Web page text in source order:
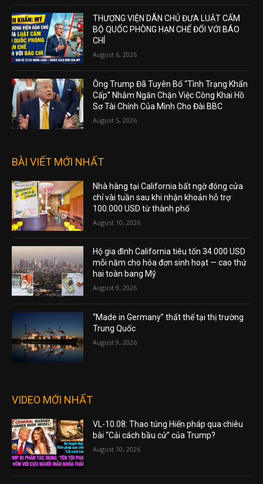
THƯỢNG VIỆN DÂN CHỦ ĐƯA LUẬT CẤM
BỘ QUỐC PHÒNG HẠN CHẾ ĐỐI VỚI BÁO
CHÍ
August 6, 2026
Ông Trump Đã Tuyên Bố “Tình Trạng Khẩn
Cấp” Nhằm Ngăn Chặn Việc Công Khai Hồ
Sơ Tài Chính Của Mình Cho Đài BBC
August 5, 2026
BÀI VIẾT MỚI NHẤT
Nhà hàng tại California bất ngờ đóng cửa
chỉ vài tuần sau khi nhận khoản hỗ trợ
100.000 USD từ thành phố
August 10, 2026
Hộ gia đình California tiêu tốn 34.000 USD
mỗi năm cho hóa đơn sinh hoạt — cao thứ
hai toàn bang Mỹ
August 9, 2026
“Made in Germany” thất thế tại thị trường
Trung Quốc
August 9, 2026
VIDEO MỚI NHẤT
VL-10.08: Thao túng Hiến pháp qua chiêu
bài “Cải cách bầu cử” của Trump?
August 10, 2026